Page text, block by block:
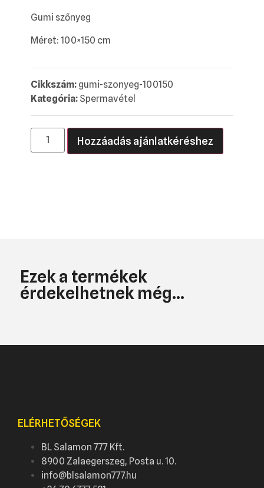
Gumi szőnyeg
Méret: 100×150 cm
Cikkszám: gumi-szonyeg-100150
Kategória: Spermavétel
Hozzáadás ajánlatkéréshez
Ezek a termékek
érdekelhetnek még...
ELÉRHETŐSÉGEK
BL Salamon 777 Kft.
8900 Zalaegerszeg, Posta u. 10.
info@blsalamon777.hu